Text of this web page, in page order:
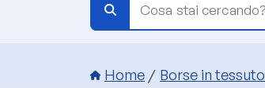
Briciole di pane
Home Borse in tessuto